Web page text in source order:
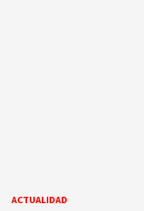
ACTUALIDAD